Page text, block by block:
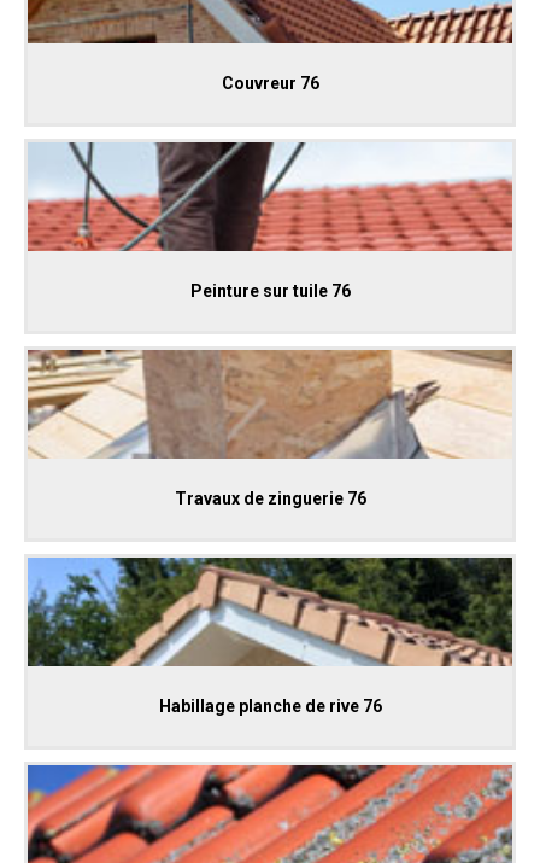
Couvreur 76
Peinture sur tuile 76
Travaux de zinguerie 76
Habillage planche de rive 76